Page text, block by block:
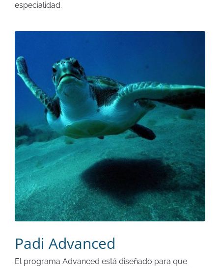
especialidad.
Padi Advanced
El programa Advanced está diseñado para que